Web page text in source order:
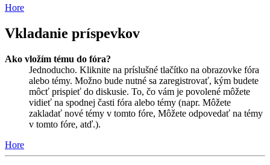
Hore
Vkladanie príspevkov
Ako vložím tému do fóra?
Jednoducho. Kliknite na príslušné tlačítko na obrazovke fóra
alebo témy. Možno bude nutné sa zaregistrovať, kým budete
môcť prispieť do diskusie. To, čo vám je povolené môžete
vidieť na spodnej časti fóra alebo témy (napr. Môžete
zakladať nové témy v tomto fóre, Môžete odpovedať na témy
v tomto fóre, atď.).
Hore